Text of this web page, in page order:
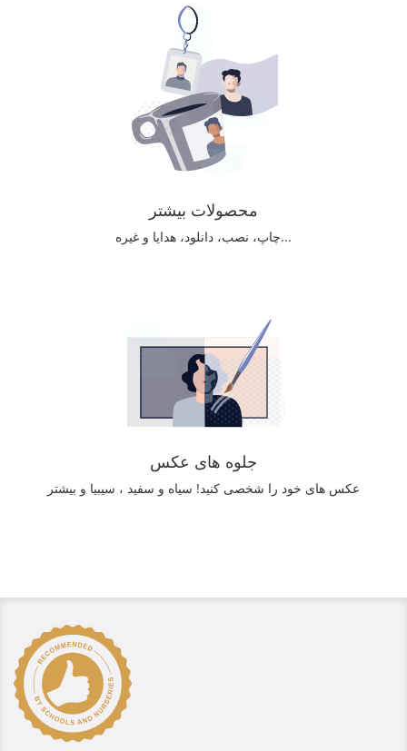
محصولات بیشتر
چاپ، نصب، دانلود، هدایا و غیره...
جلوه های عکس
عکس های خود را شخصی کنید! سیاه و سفید ، سیبیا و بیشتر